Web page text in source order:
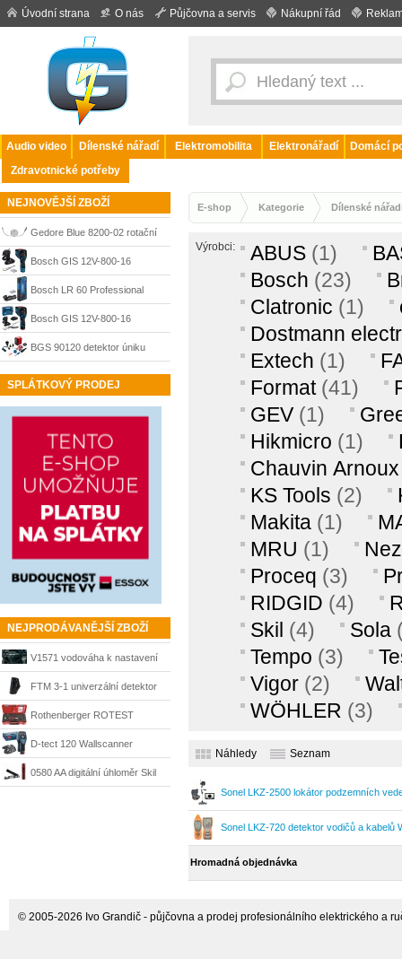
Úvodní strana O nás Půjčovna a servis Nákupní řád
Audio video Dílenské nářadí Elektromobilita Elektronářadí
Domácí
Zdravotnické potřeby
NEJNOVĚJŠÍ ZBOŽÍ
Gedore Blue 8200-02 rotační
úhloměr 7716510
Bosch GIS 12V-800-16
termodetektor, 0601083B00
Bosch LR 60 Professional
přijímač laserového paprsku,
0601069P00
Bosch GIS 12V-800-16
termodetektor 1x 2,0 Ah,
teplotní sonda, L-BOXX,
0601083B01
BGS 90120 detektor úniku
kouře pro diagnostiku
SPLÁTKOVÝ PRODEJ
NEJPRODÁVANĚJŠÍ ZBOŽÍ
V1571 vodováha k nastavení
vyvážení volantu Vigor
FTM 3-1 univerzální detektor
kovu Ferm
Rothenberger ROTEST
Electronic 4 detektor plynu,
1000003199
D-tect 120 Wallscanner
detektor + L-Boxx Bosch
0580 AA digitální úhloměr Skil
E-shop Kategorie Dílenské
Výrobci: ABUS (1)
Bosch (23)
Clatronic (1)
Dostmann
Extech (1)
Format (41)
GEV (1)
Hikmicro (1)
Chauvin Arnoux
KS Tools (2)
Makita (1)
MRU (1)
Proceq (3)
RIDGID (4)
Skil (4) Sola
Tempo (3)
Vigor (2)
WÖHLER (3)
Náhledy Seznam
Sonel LKZ-2500 lokátor podzemních
Sonel LKZ-720 detektor vodičů a kabelů
Hromadná objednávka
© 2005-2026 Ivo Grandič - půjčovna a prodej profesionálního elektrického a